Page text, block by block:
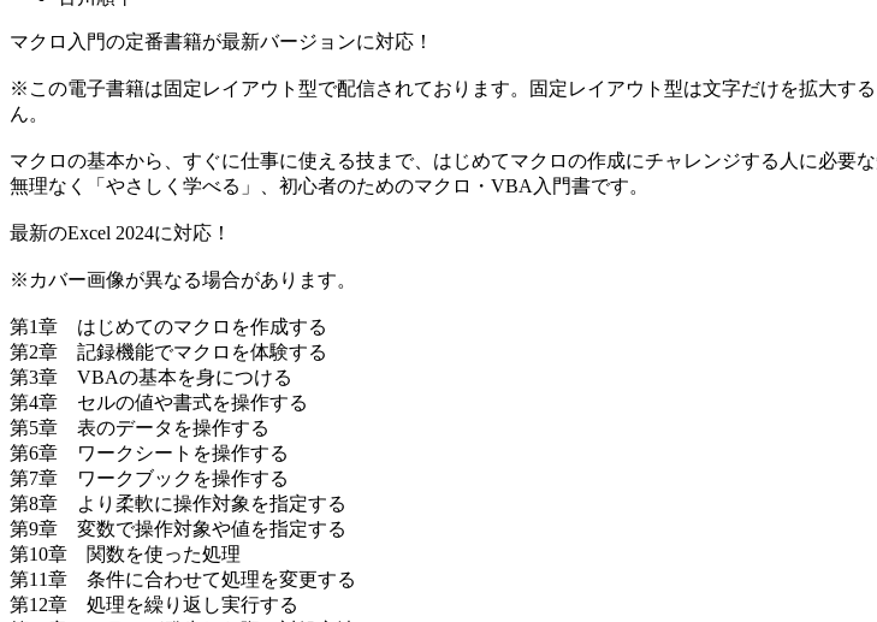
マクロ入門の定番書籍が最新バージョンに対応！
※この電子書籍は固定レイアウト型で配信されております。固定レイアウト型は文字だけを拡大す
ん。
マクロの基本から、すぐに仕事に使える技まで、はじめてマクロの作成にチャレンジする人に必要
無理なく「やさしく学べる」、初心者のためのマクロ・VBA入門書です。
最新のExcel 2024に対応！
※カバー画像が異なる場合があります。
第1章 はじめてのマクロを作成する
第2章 記録機能でマクロを体験する
第3章 VBAの基本を身につける
第4章 セルの値や書式を操作する
第5章 表のデータを操作する
第6章 ワークシートを操作する
第7章 ワークブックを操作する
第8章 より柔軟に操作対象を指定する
第9章 変数で操作対象や値を指定する
第10章 関数を使った処理
第11章 条件に合わせて処理を変更する
第12章 処理を繰り返し実行する